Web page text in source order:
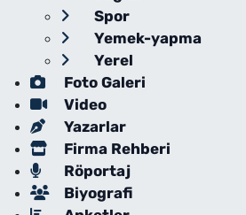
Spor
Yemek-yapma
Yerel
Foto Galeri
Video
Yazarlar
Firma Rehberi
Röportaj
Biyografi